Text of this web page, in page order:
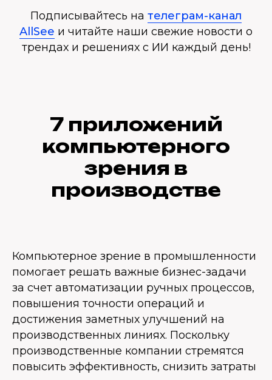
Подписывайтесь на телеграм-канал
AllSee и читайте наши свежие новости о
трендах и решениях с ИИ каждый день!
7 приложений
компьютерного
зрения в
производстве
Компьютерное зрение в промышленности
помогает решать важные бизнес-задачи
за счет автоматизации ручных процессов,
повышения точности операций и
достижения заметных улучшений на
производственных линиях. Поскольку
производственные компании стремятся
повысить эффективность, снизить затраты